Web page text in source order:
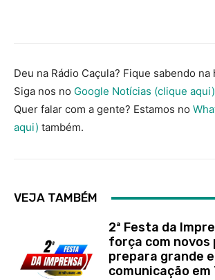
Deu na Rádio Caçula? Fique sabendo na
Siga nos no Google Notícias (clique
Quer falar com a gente? Estamos no
aqui) também.
VEJA TAMBÉM
2ª Festa da
força com novos
prepara grande
comunicação em